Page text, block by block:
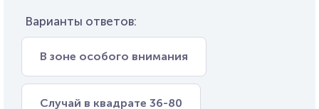
Варианты ответов:
В зоне особого внимания
Случай в квадрате 36-80